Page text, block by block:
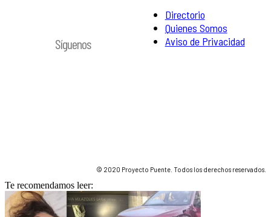
Directorio
Quienes Somos
Aviso de Privacidad
Síguenos
© 2020 Proyecto Puente. Todos los derechos reservados.
Te recomendamos leer: